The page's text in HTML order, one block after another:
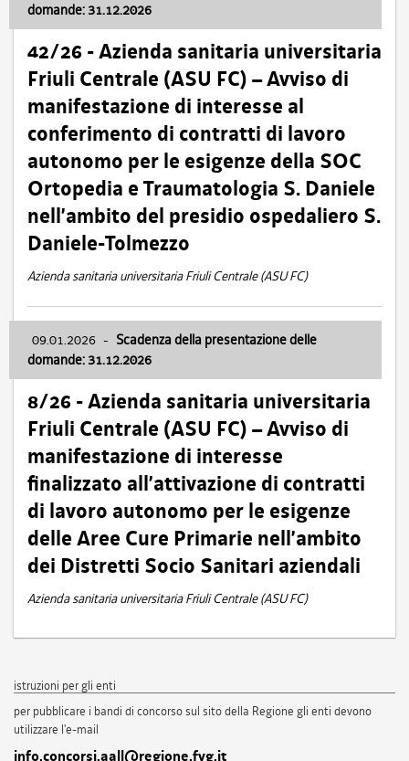
domande: 31.12.2026
42/26 - Azienda sanitaria universitaria
Friuli Centrale (ASU FC) – Avviso di
manifestazione di interesse al
conferimento di contratti di lavoro
autonomo per le esigenze della SOC
Ortopedia e Traumatologia S. Daniele
nell’ambito del presidio ospedaliero S.
Daniele-Tolmezzo
Azienda sanitaria universitaria Friuli Centrale (ASU FC)
09.01.2026 - Scadenza della presentazione delle
domande: 31.12.2026
8/26 - Azienda sanitaria universitaria
Friuli Centrale (ASU FC) – Avviso di
manifestazione di interesse
finalizzato all’attivazione di contratti
di lavoro autonomo per le esigenze
delle Aree Cure Primarie nell’ambito
dei Distretti Socio Sanitari aziendali
Azienda sanitaria universitaria Friuli Centrale (ASU FC)
istruzioni per gli enti
per pubblicare i bandi di concorso sul sito della Regione gli enti devono
utilizzare l'e-mail
info.concorsi.aall@regione.fvg.it